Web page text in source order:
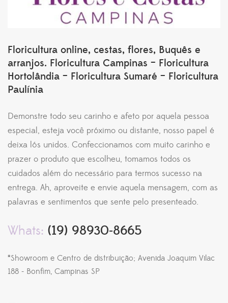
Floricultura online, cestas, flores, Buquês e
arranjos. Floricultura Campinas – Floricultura
Hortolândia – Floricultura Sumaré – Floricultura
Paulínia
Demonstre todo seu carinho e afeto por aquela pessoa
especial, esteja você próximo ou distante, nosso papel é
deixa lós unidos. Confeccionamos com muito carinho e
prazer o produto que escolheu, tomamos todos os
cuidados além do necessário para termos sucesso na
entrega. Ah, aproveite e envie aquela mensagem, com as
palavras e sentimentos que sente pelo presenteado.
Whats: (19) 98930-8665
*Showroom e Centro de distribuição; Avenida Joaquim Vilac
188 - Bonfim, Campinas SP